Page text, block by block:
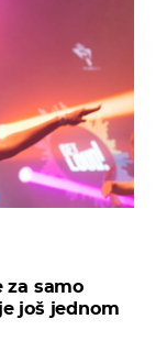
za samo
još jednom